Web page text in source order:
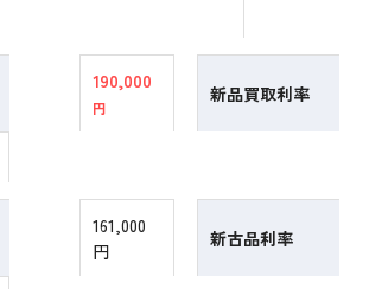
190,000
円
新品買取利率
161,000
円
新古品利率